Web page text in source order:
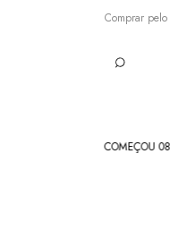
Comprar
COMEÇOU 08.08: 80